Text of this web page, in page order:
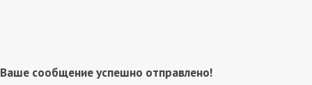
Ваше сообщение успешно отправлено!